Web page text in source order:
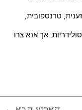
טרנספובית,
אך אנא צרו